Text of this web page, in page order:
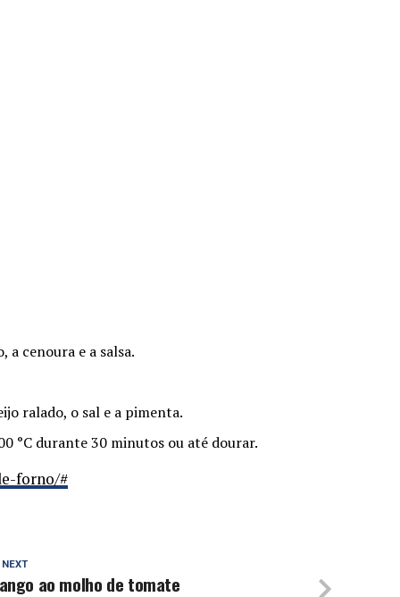
cenoura e a salsa.
ralado, o sal e a pimenta.
°C durante 30 minutos ou até dourar.
forno/#
NEXT
ao molho de tomate